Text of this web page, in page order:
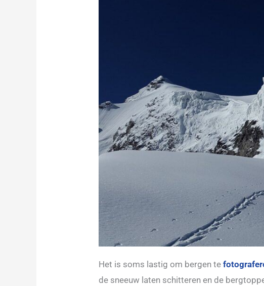
Het is soms lastig om bergen te
de sneeuw laten schitteren en de